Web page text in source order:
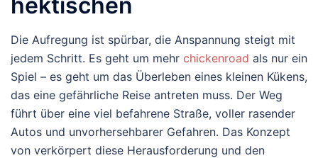
Die Aufregung ist spürbar, die Anspannung steigt mit
jedem Schritt. Es geht um mehr chickenroad als nur ein
Spiel – es geht um das Überleben eines kleinen Kükens,
das eine gefährliche Reise antreten muss. Der Weg
führt über eine viel befahrene Straße, voller rasender
Autos und unvorhersehbarer Gefahren. Das Konzept
von verkörpert diese Herausforderung und den